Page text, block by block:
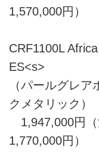
1,570,000円）
CRF1100L
ES<s>
（パールグレ
クメタリック）
1,947,000円
1,770,000円）